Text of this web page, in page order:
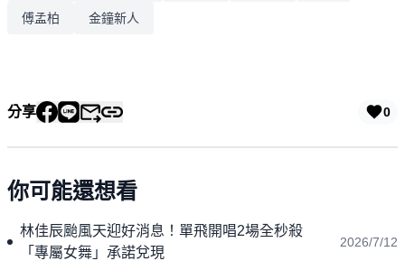
傅孟柏 金鐘新人
分享 0
你可能還想看
林佳辰颱風天迎好消息！單飛開唱2場全秒殺
「專屬女舞」承諾兌現
2026/7/12